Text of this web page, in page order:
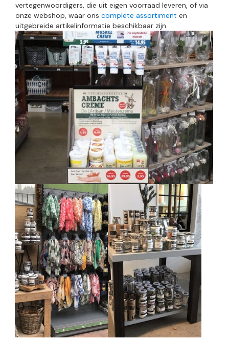
vertegenwoordigers, die uit eigen voorraad leveren, of via
onze webshop, waar ons complete assortiment en
uitgebreide artikelinformatie beschikbaar zijn.